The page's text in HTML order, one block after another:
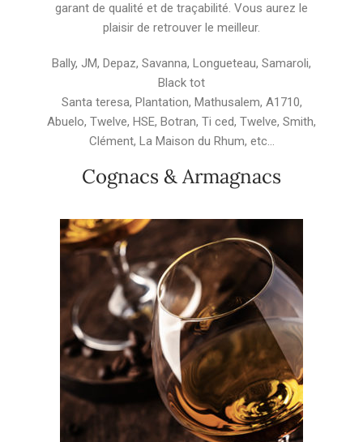
garant de qualité et de traçabilité. Vous aurez le
plaisir de retrouver le meilleur.
Bally, JM, Depaz, Savanna, Longueteau, Samaroli,
Black tot
Santa teresa, Plantation, Mathusalem, A1710,
Abuelo, Twelve, HSE, Botran, Ti ced, Twelve, Smith,
Clément, La Maison du Rhum, etc…
Cognacs & Armagnacs